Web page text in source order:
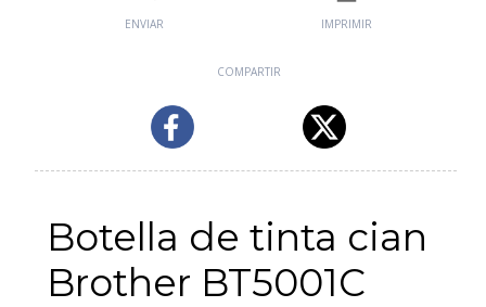
ENVIAR IMPRIMIR
COMPARTIR
Botella de tinta cian
Brother BT5001C